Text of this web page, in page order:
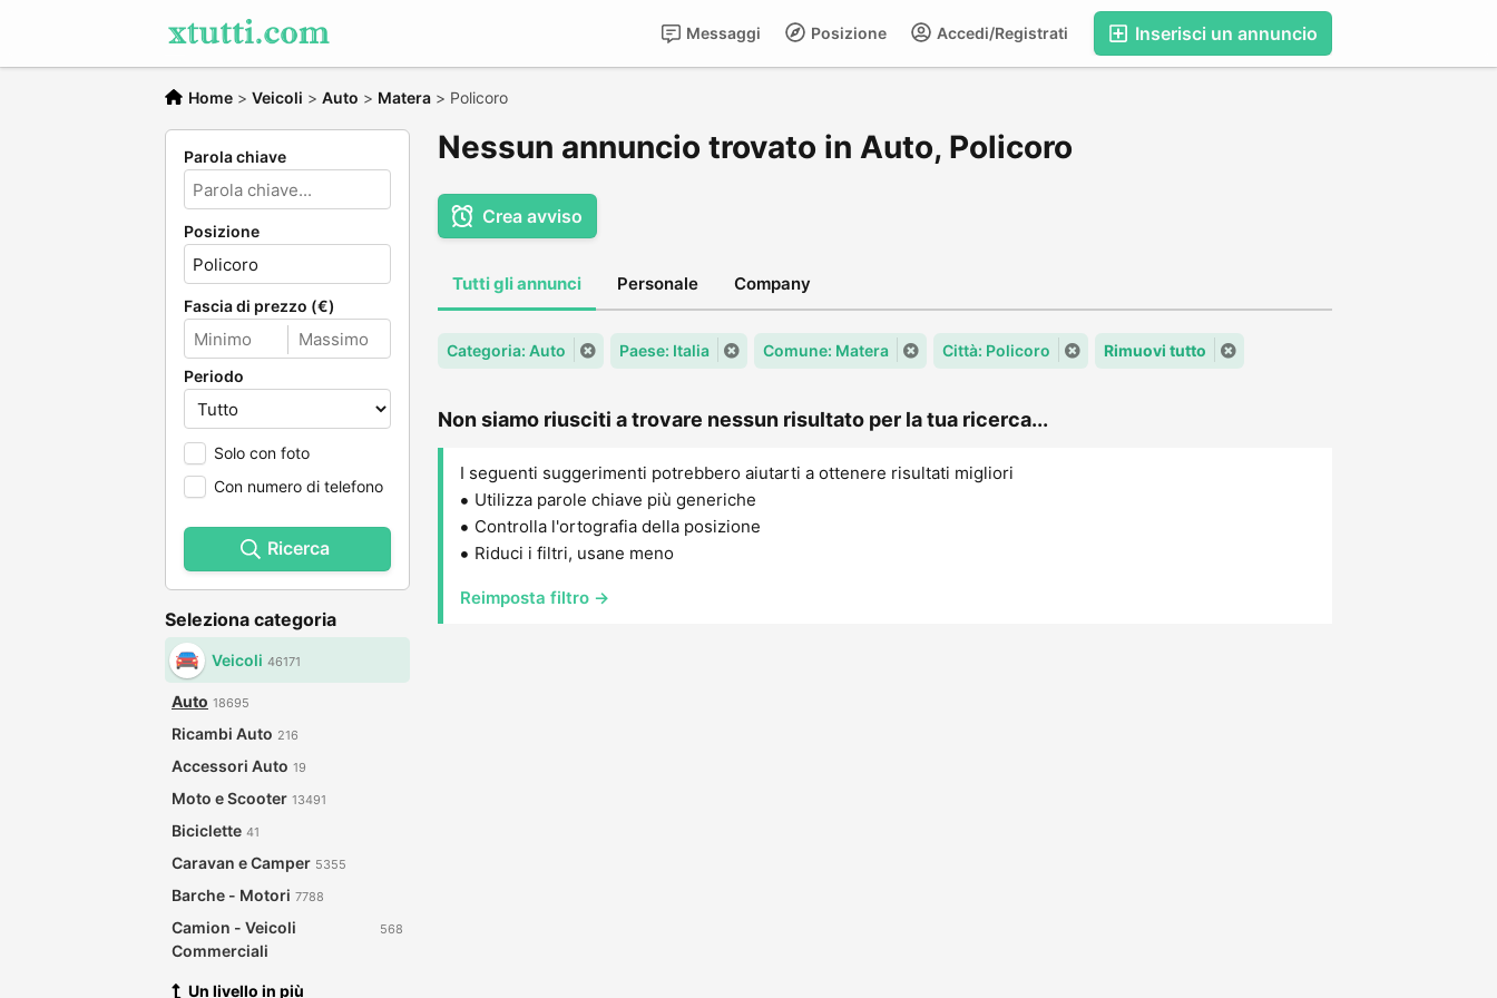
Inserisci un annuncio
Accedi/Registrati
Posizione
Messaggi
Home > Veicoli > Auto > Matera > Policoro
Parola chiave
Posizione
Fascia di prezzo (€)
Periodo
Solo con foto
Con numero di telefono
Ricerca
Seleziona categoria
Veicoli 46171
Auto 18695
Ricambi Auto 216
Accessori Auto 19
Moto e Scooter 13491
Biciclette 41
Caravan e Camper 5355
Barche - Motori 7788
Camion - Veicoli
Commerciali
568
Un livello in più
Nessun annuncio trovato in Auto, Policoro
Crea avviso
Tutti gli annunci Personale Company
Categoria: Auto Paese: Italia Comune: Matera Città: Policoro Rimuovi tutto
Non siamo riusciti a trovare nessun risultato per la tua ricerca...
I seguenti suggerimenti potrebbero aiutarti a ottenere risultati migliori
Utilizza parole chiave più generiche
Controlla l'ortografia della posizione
Riduci i filtri, usane meno
Reimposta filtro →